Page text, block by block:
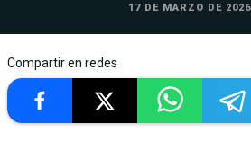
17 DE MARZO DE
Compartir en redes